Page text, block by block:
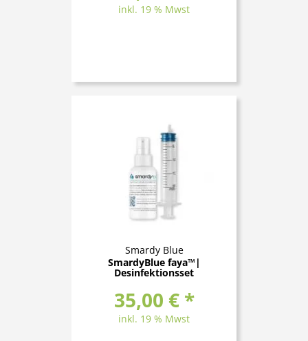
inkl. 19 % Mwst
Smardy Blue
SmardyBlue faya™|
Desinfektionsset
35,00 € *
inkl. 19 % Mwst